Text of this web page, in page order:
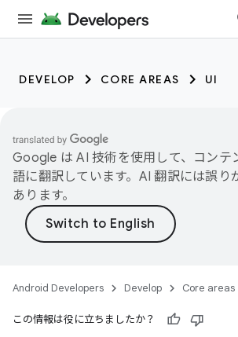
DEVELOP CORE AREAS UI
Google は AI 技術を使用して、コンテ
語に翻訳しています。AI 翻訳には誤り
あります。
Android Developers Develop Core areas
この情報は役に立ちましたか？